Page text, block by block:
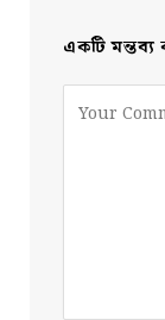
একটি